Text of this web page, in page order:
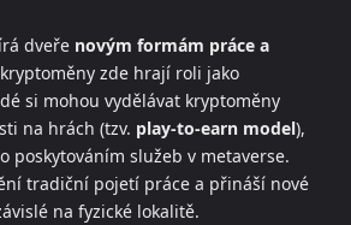
dveře novým formám práce a
zde hrají roli jako
si mohou vydělávat kryptoměny
na hrách (tzv. play-to-earn model),
poskytováním služeb v metaverse.
tradiční pojetí práce a přináší nové
na fyzické lokalitě.